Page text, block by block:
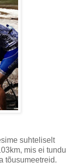
suhteliselt
mis ei tundu
tõusumeetreid.